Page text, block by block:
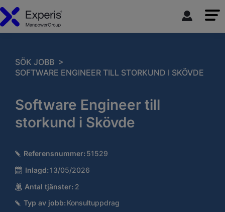
SÖK JOBB >
SOFTWARE ENGINEER TILL STORKUND I SKÖVDE
Software Engineer till
storkund i Skövde
Referensnummer: 51529
Inlagd: 13/05/2026
Antal tjänster: 2
Typ av jobb: Konsultuppdrag